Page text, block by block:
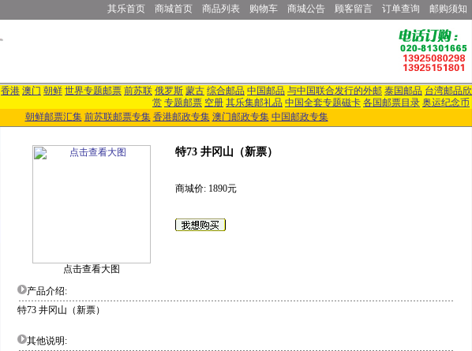
其乐首页 商城首页 商品列表 购物车 商城公告 顾客留言 订单查询 邮购须知
香港 澳门 朝鲜 世界专题邮票 前苏联 俄罗斯 蒙古 综合邮品 中国邮品 与中国联合发行的外邮 泰国邮品 台湾邮品欣
赏 专题邮票 空册 其乐集邮礼品 中国全套专题磁卡 各国邮票目录 奥运纪念币
朝鲜邮票汇集 前苏联邮票专集 香港邮政专集 澳门邮政专集 中国邮政专集
点击查看大图
特73 井冈山（新票）
商城价: 1890元
产品介绍:
特73 井冈山（新票）
其他说明: